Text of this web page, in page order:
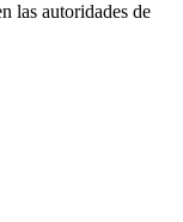
las autoridades de